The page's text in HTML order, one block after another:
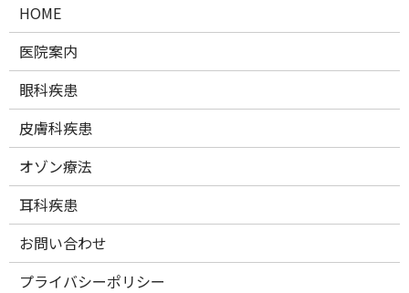
HOME
医院案内
眼科疾患
皮膚科疾患
オゾン療法
耳科疾患
お問い合わせ
プライバシーポリシー